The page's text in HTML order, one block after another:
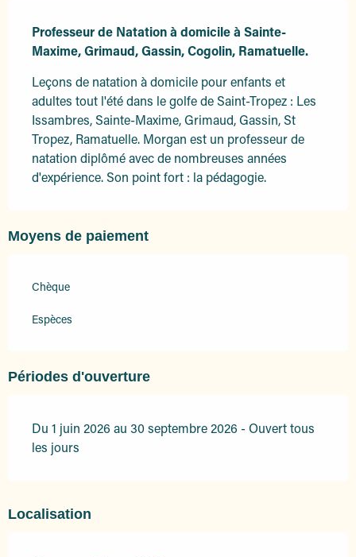
Professeur de Natation à domicile à Sainte-
Maxime, Grimaud, Gassin, Cogolin, Ramatuelle.
Leçons de natation à domicile pour enfants et
adultes tout l'été dans le golfe de Saint-Tropez : Les
Issambres, Sainte-Maxime, Grimaud, Gassin, St
Tropez, Ramatuelle. Morgan est un professeur de
natation diplômé avec de nombreuses années
d'expérience. Son point fort : la pédagogie.
Moyens de paiement
Chèque
Espèces
Périodes d'ouverture
Du 1 juin 2026 au 30 septembre 2026 - Ouvert tous
les jours
Localisation